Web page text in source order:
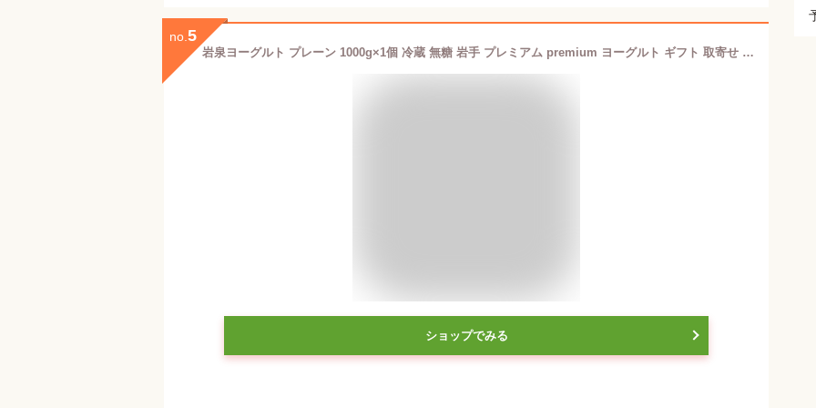
no. 5
岩泉ヨーグルト プレーン 1000g×1個 冷蔵 無糖 岩手 プレミアム premium ヨーグルト ギフト 取寄せ 取り寄せ
ショップでみる